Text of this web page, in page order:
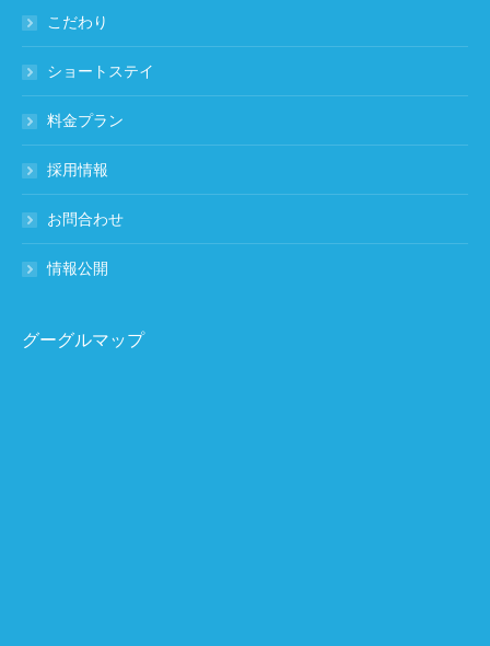
こだわり
ショートステイ
料金プラン
採用情報
お問合わせ
情報公開
グーグルマップ